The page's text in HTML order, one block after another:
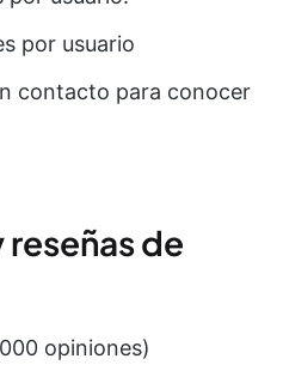
por usuario
contacto para conocer
de
opiniones)